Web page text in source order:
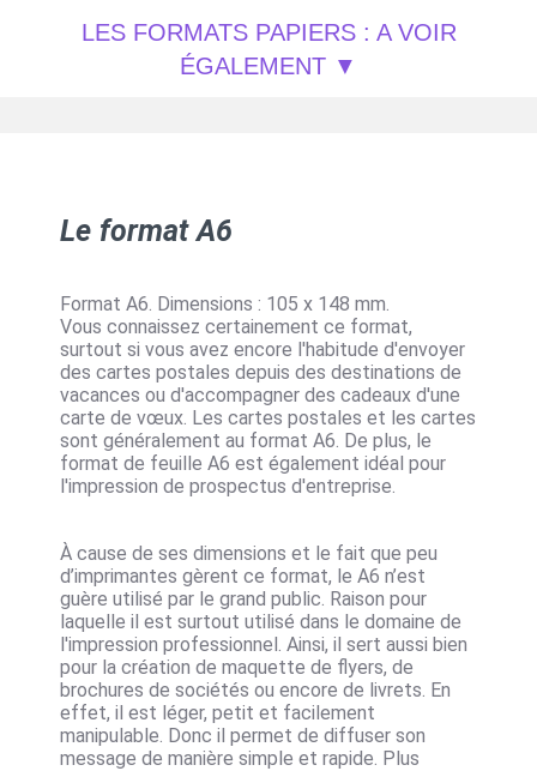
LES FORMATS PAPIERS : A VOIR
ÉGALEMENT
Le format A6
Format A6. Dimensions : 105 x 148 mm.
Vous connaissez certainement ce format,
surtout si vous avez encore l'habitude d'envoyer
des cartes postales depuis des destinations de
vacances ou d'accompagner des cadeaux d'une
carte de vœux. Les cartes postales et les cartes
sont généralement au format A6. De plus, le
format de feuille A6 est également idéal pour
l'impression de prospectus d'entreprise.
À cause de ses dimensions et le fait que peu
d’imprimantes gèrent ce format, le A6 n’est
guère utilisé par le grand public. Raison pour
laquelle il est surtout utilisé dans le domaine de
l'impression professionnel. Ainsi, il sert aussi bien
pour la création de maquette de flyers, de
brochures de sociétés ou encore de livrets. En
effet, il est léger, petit et facilement
manipulable. Donc il permet de diffuser son
message de manière simple et rapide. Plus